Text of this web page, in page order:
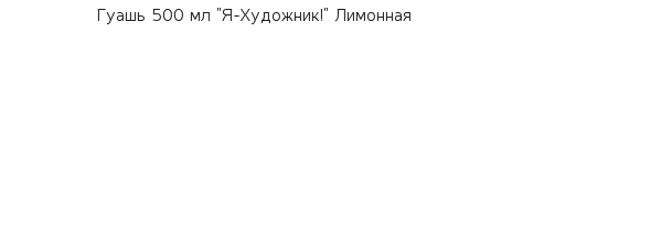
Гуашь 500 мл "Я-Художник!" Лимонная